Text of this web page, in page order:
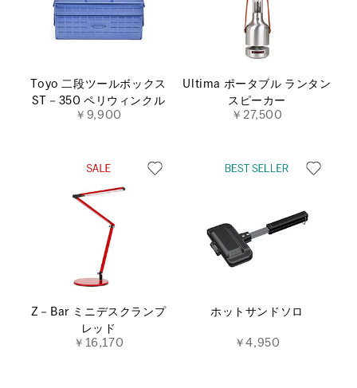
Toyo 二段ツールボックス
ST－350 ペリウィンクル
￥9,900
Ultima ポータブル ランタン
スピーカー
￥27,500
Z－Bar ミニデスクランプ
レッド
￥16,170
ホットサンドソロ
￥4,950